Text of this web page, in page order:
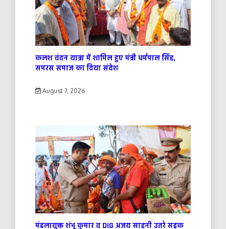
कलश वंदन यात्रा में शामिल हुए मंत्री धर्मपाल सिंह,
समरस समाज का दिया संदेश
August 7, 2026
मंडलायुक्त शंभू कुमार व DIG अजय साहनी उतरे सड़क